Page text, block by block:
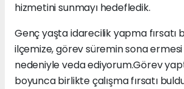
hizmetini sunmayı hedefledik.
Genç yaşta idarecilik yapma fırsatı
ilçemize, görev süremin sona
nedeniyle veda ediyorum.Görev
boyunca birlikte çalışma fırsatı